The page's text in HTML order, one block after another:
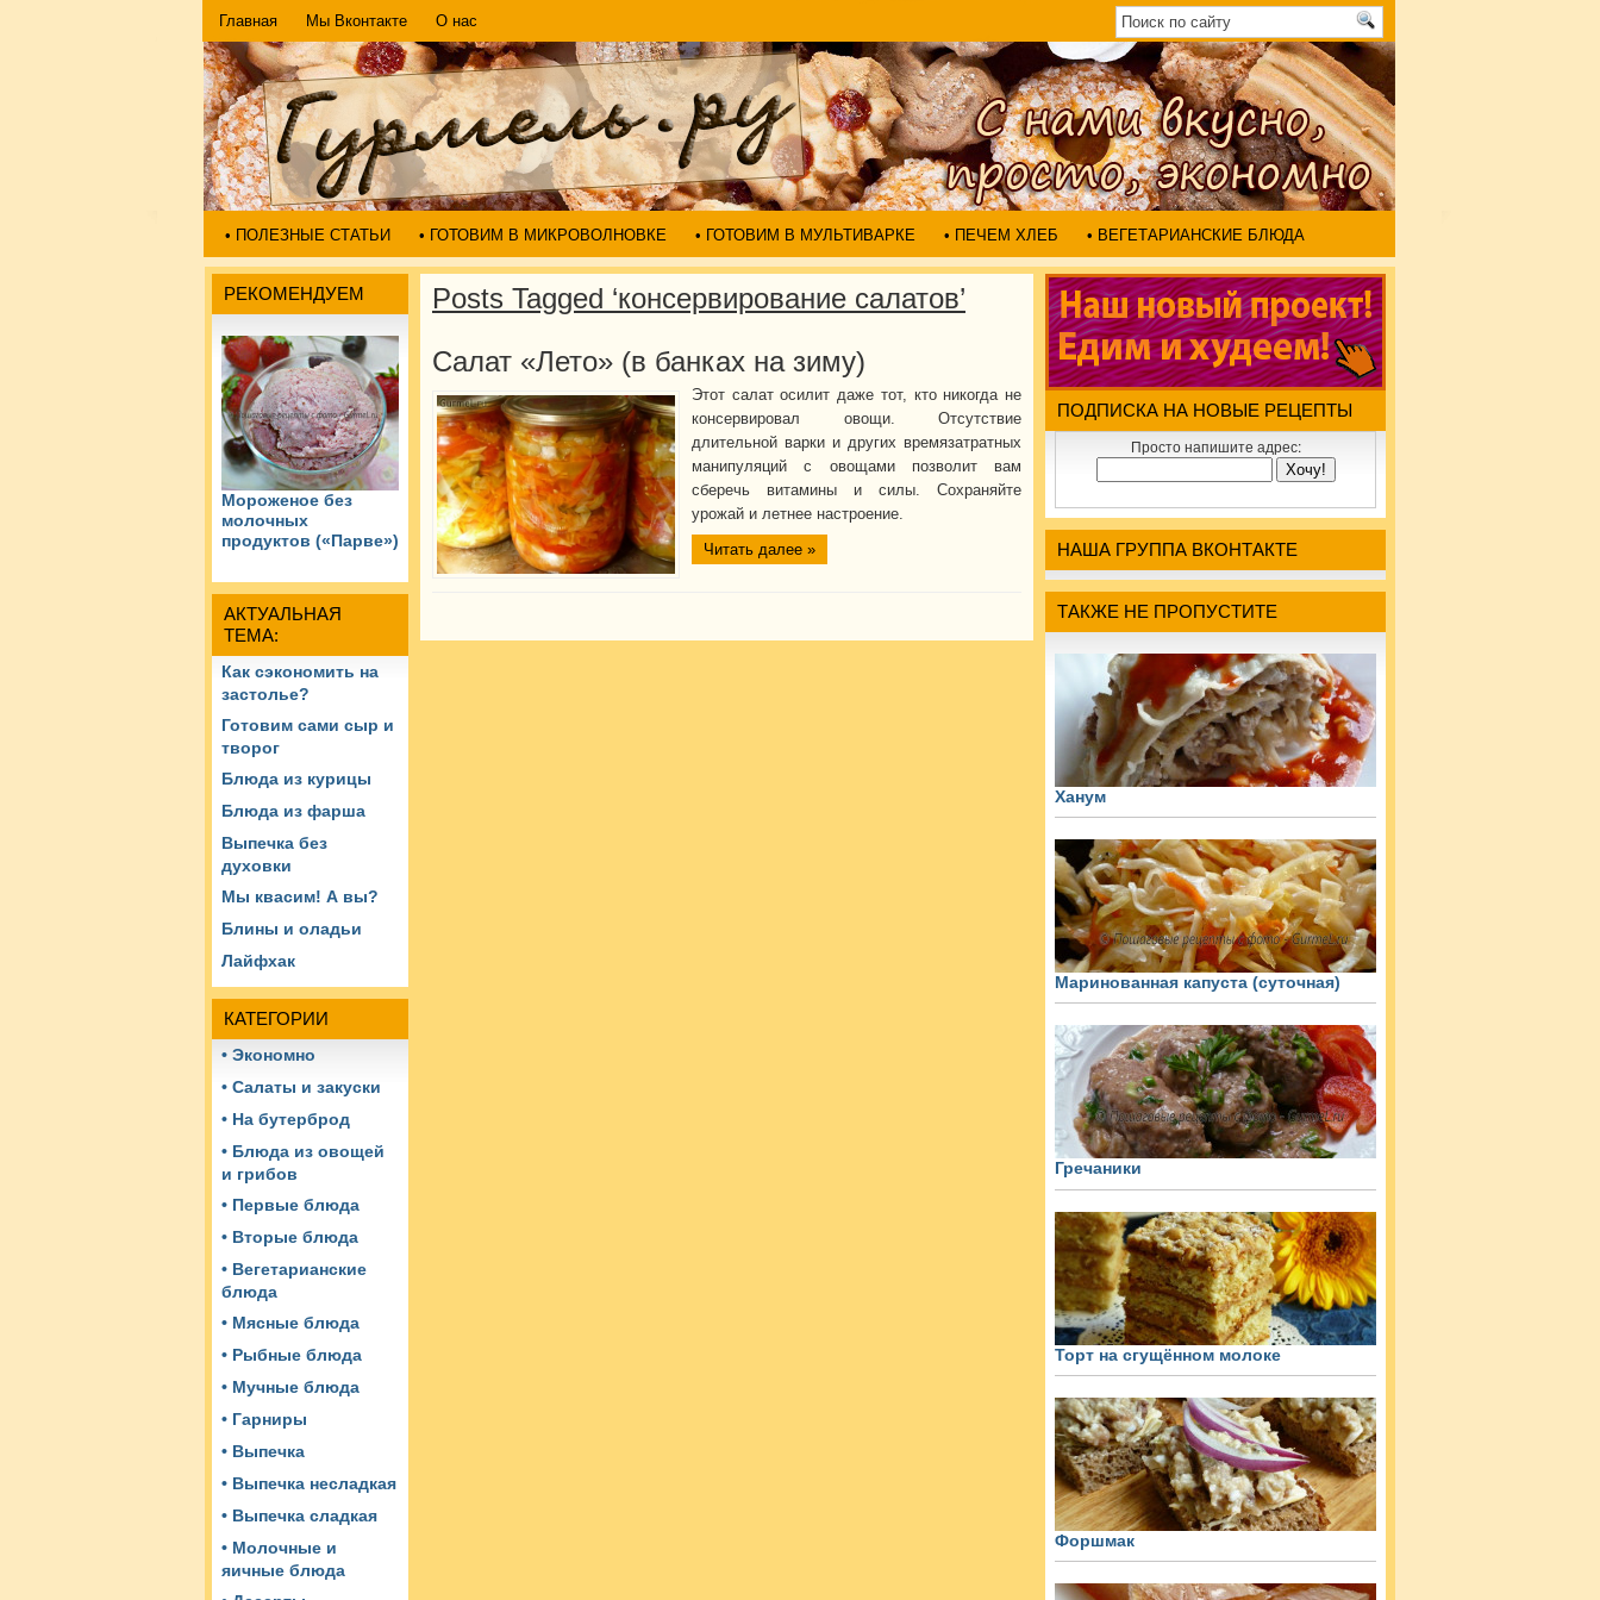
Главная Мы Вконтакте О нас
• ПОЛЕЗНЫЕ СТАТЬИ • ГОТОВИМ В МИКРОВОЛНОВКЕ • ГОТОВИМ В МУЛЬТИВАРКЕ • ПЕЧЕМ ХЛЕБ • ВЕГЕТАРИАНСКИЕ БЛЮДА
РЕКОМЕНДУЕМ
Мороженое без
молочных
продуктов («Парве»)
АКТУАЛЬНАЯ
ТЕМА:
Как сэкономить на
застолье?
Готовим сами сыр и
творог
Блюда из курицы
Блюда из фарша
Выпечка без
духовки
Мы квасим! А вы?
Блины и оладьи
Лайфхак
КАТЕГОРИИ
• Экономно
• Салаты и закуски
• На бутерброд
• Блюда из овощей
и грибов
• Первые блюда
• Вторые блюда
• Вегетарианские
блюда
• Мясные блюда
• Рыбные блюда
• Мучные блюда
• Гарниры
• Выпечка
• Выпечка несладкая
• Выпечка сладкая
• Молочные и
яичные блюда
Posts Tagged ‘консервирование салатов’
Салат «Лето» (в банках на зиму)
Этот салат осилит даже тот, кто никогда не
консервировал овощи. Отсутствие
длительной варки и других времязатратных
манипуляций с овощами позволит вам
сберечь витамины и силы. Сохраняйте
урожай и летнее настроение.
Читать далее »
ПОДПИСКА НА НОВЫЕ РЕЦЕПТЫ
Просто напишите адрес:
НАША ГРУППА ВКОНТАКТЕ
ТАКЖЕ НЕ ПРОПУСТИТЕ
Ханум
Маринованная капуста (суточная)
Гречаники
Торт на сгущённом молоке
Форшмак